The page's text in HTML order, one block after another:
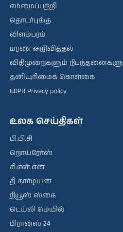
எம்மைப்பற்றி
தொடர்புக்கு
விளம்பரம்
மரண அறிவித்தல்
விதிமுறைகளும்
தனியுரிமைக் கொள்கை
GDPR Privacy policy
உலக செய்திகள்
பி.பி.சி
றொய்ரேர்ஸ்
சி.என்.என்
தி கார்டியன்
நியூஸ் ஸ்கை
டெய்லி மெயில்
பிரான்ஸ் 24